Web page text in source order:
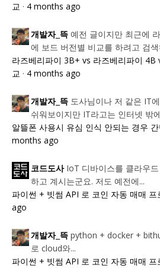
교 · 4 months ago
개발자_뜩 예전 글이지만 최근에
에 보드 버전별 비교를 하려고 검색
라즈베리파이 3B+ vs 라즈베리파이 4B
교 · 4 months ago
개발자_뜩 도사님이나 저 같은 IT
쉬워보이지만 IT라고는 인터넷 밖
알뜰폰 사용시 유심 인식 안되는 경우
months ago
코드도사 IoT 디바이스를 클라우
하고 계시는군요. 저도 예전에...
파이썬 + 빗썸 API 로 코인 자동 매매 프
ago
개발자_뜩 python + docker +
로 cloud와...
파이썬 + 빗썸 API 로 코인 자동 매매 프